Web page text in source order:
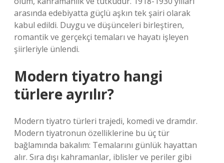
arasında edebiyatta güçlü aşkın tek şairi olarak
kabul edildi. Duygu ve düşünceleri birleştiren,
romantik ve gerçekçi temaları ve hayatı işleyen
şiirleriyle ünlendi.
Modern tiyatro hangi
türlere ayrılır?
Modern tiyatro türleri trajedi, komedi ve dramdır.
Modern tiyatronun özelliklerine bu üç tür
bağlamında bakalım: Temalarını günlük hayattan
alır. Sıra dışı kahramanlar, iblisler ve periler gibi